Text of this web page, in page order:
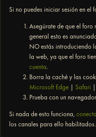
Si no puedes iniciar sesión en el
Asegúrate de que el foro
general esto es
NO estás introduciendo
la web, ya que el foro
cuenta.
Borra la caché y las
Microsoft Edge | Safari |
Prueba con un
Si nada de esto funciona,
los canales para ello habilitados.